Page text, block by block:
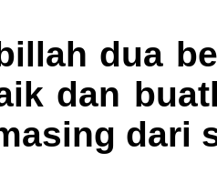
dua
dan
dari